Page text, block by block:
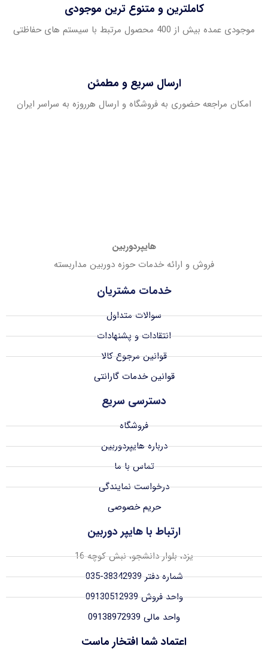
کاملترین و متنوع ترین موجودی
موجودی عمده بیش از 400 محصول مرتبط با سیستم های حفاظتی
ارسال سریع و مطمئن
امکان مراجعه حضوری به فروشگاه و ارسال هرروزه به سراسر ایران
هایپردوربین
فروش و ارائه خدمات حوزه دوربین مداربسته
خدمات مشتریان
سوالات متداول
انتقادات و پشنهادات
قوانین مرجوع کالا
قوانین خدمات گارانتی
دسترسی سریع
فروشگاه
درباره هایپردوربین
تماس با ما
درخواست نمایندگی
حریم خصوصی
ارتباط با هایپر دوربین
یزد، بلوار دانشجو، نبش کوچه 16
شماره دفتر 38342939-035
واحد فروش 09130512939
واحد مالی 09138972939
اعتماد شما افتخار ماست